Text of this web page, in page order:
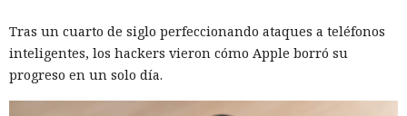
Tras un cuarto de siglo perfeccionando ataques a teléfonos
inteligentes, los hackers vieron cómo Apple borró su
progreso en un solo día.